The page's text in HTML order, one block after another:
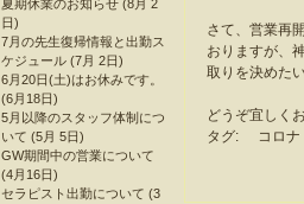
さて、営業再
おりますが、
取りを決めた
どうぞ宜しく
タグ:
コロナ
夏期休業のお知らせ (8月 2
日)
7月の先生復帰情報と出勤ス
ケジュール (7月 2日)
6月20日(土)はお休みです。
(6月18日)
5月以降のスタッフ体制につ
いて (5月 5日)
GW期間中の営業について
(4月16日)
セラピスト出勤について (3